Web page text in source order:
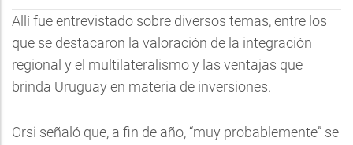
Allí fue entrevistado sobre diversos temas, entre los
que se destacaron la valoración de la integración
regional y el multilateralismo y las ventajas que
brinda Uruguay en materia de inversiones.
Orsi señaló que, a fin de año, “muy probablemente” se